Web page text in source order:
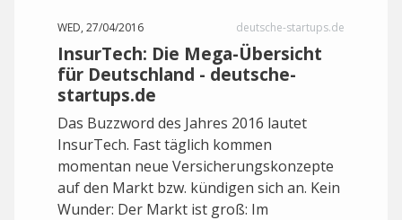
WED, 27/04/2016 deutsche-startups.de
InsurTech: Die Mega-Übersicht
für Deutschland - deutsche-
startups.de
Das Buzzword des Jahres 2016 lautet
InsurTech. Fast täglich kommen
momentan neue Versicherungskonzepte
auf den Markt bzw. kündigen sich an. Kein
Wunder: Der Markt ist groß: Im